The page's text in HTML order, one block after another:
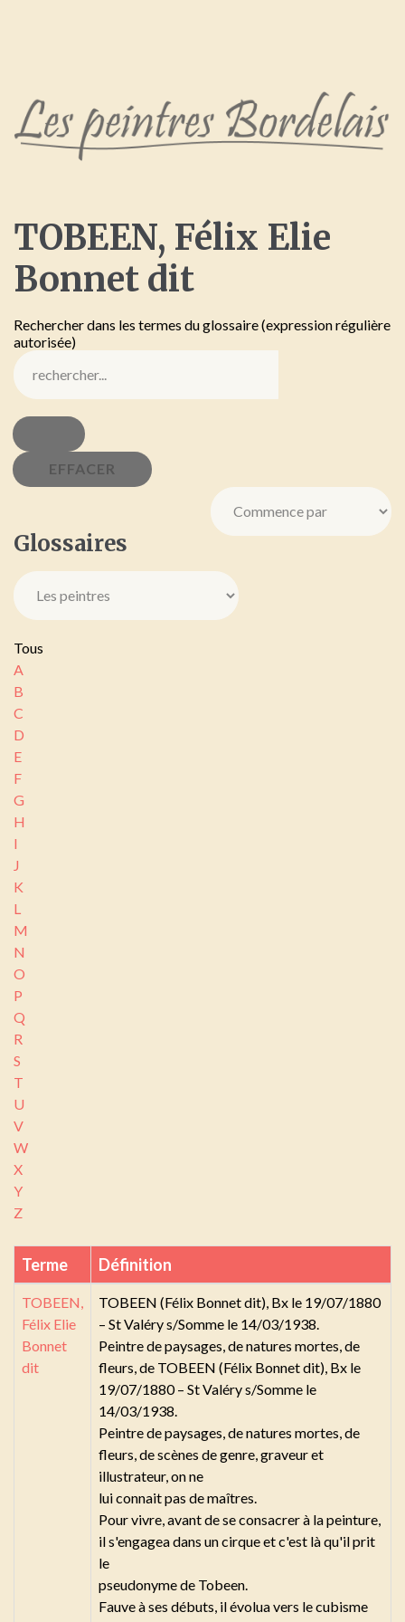
TOBEEN, Félix Elie
Bonnet dit
Rechercher dans les termes du glossaire (expression régulière
autorisée)
Glossaires
Tous
A
B
C
D
E
F
G
H
I
J
K
L
M
N
O
P
Q
R
S
T
U
V
W
X
Y
Z
Terme Définition
TOBEEN,
Félix Elie
Bonnet
dit
TOBEEN (Félix Bonnet dit), Bx le 19/07/1880
– St Valéry s/Somme le 14/03/1938.
Peintre de paysages, de natures mortes, de
fleurs, de TOBEEN (Félix Bonnet dit), Bx le
19/07/1880 – St Valéry s/Somme le
14/03/1938.
Peintre de paysages, de natures mortes, de
fleurs, de scènes de genre, graveur et
illustrateur, on ne
lui connait pas de maîtres.
Pour vivre, avant de se consacrer à la peinture,
il s'engagea dans un cirque et c'est là qu'il prit
le
pseudonyme de Tobeen.
Fauve à ses débuts, il évolua vers le cubisme